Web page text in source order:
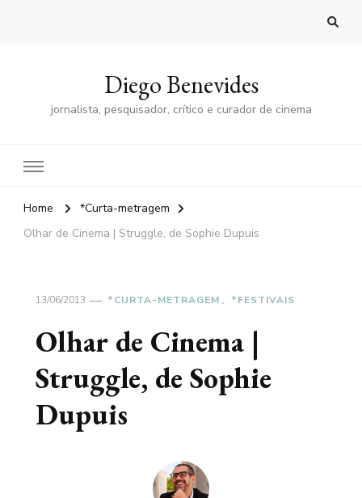
Diego Benevides
jornalista, pesquisador, crítico e curador de cinema
Home
*Curta-metragem
Olhar de Cinema | Struggle, de Sophie Dupuis
13/06/2013 *CURTA-METRAGEM *FESTIVAIS
Olhar de Cinema |
Struggle, de Sophie
Dupuis